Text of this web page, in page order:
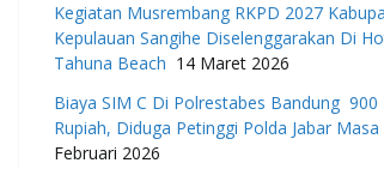
Kegiatan Musrembang RKPD 2027
Kepulauan Sangihe Diselenggarakan Di
Tahuna Beach 14 Maret 2026
Biaya SIM C Di Polrestabes Bandung 900
Rupiah, Diduga Petinggi Polda Jabar
Februari 2026